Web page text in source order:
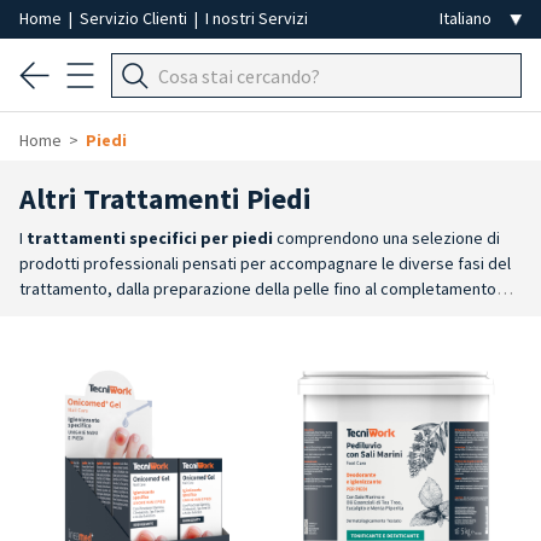
Home | Servizio Clienti | I nostri Servizi
Home Piedi
Altri Trattamenti Piedi
I trattamenti specifici per piedi comprendono una selezione di
prodotti professionali pensati per accompagnare le diverse fasi del
trattamento, dalla preparazione della pelle fino al completamento
formulati per facilitare le successive fasi di lavorazione.Igiene di
piedi e unghie: prodotti dedicati all'igiene quotidiana della pelle e
delle unghie, studiati per contribuire a mantenere il piede in
condizioni ottimali e prepararlo alle lavorazioni
successive.Benessere e comfort
: la gamma comprende
trattamenti alla paraffina, prodotti per il massaggio del piede e altre